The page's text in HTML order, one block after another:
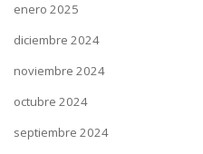
enero 2025
diciembre 2024
noviembre 2024
octubre 2024
septiembre 2024